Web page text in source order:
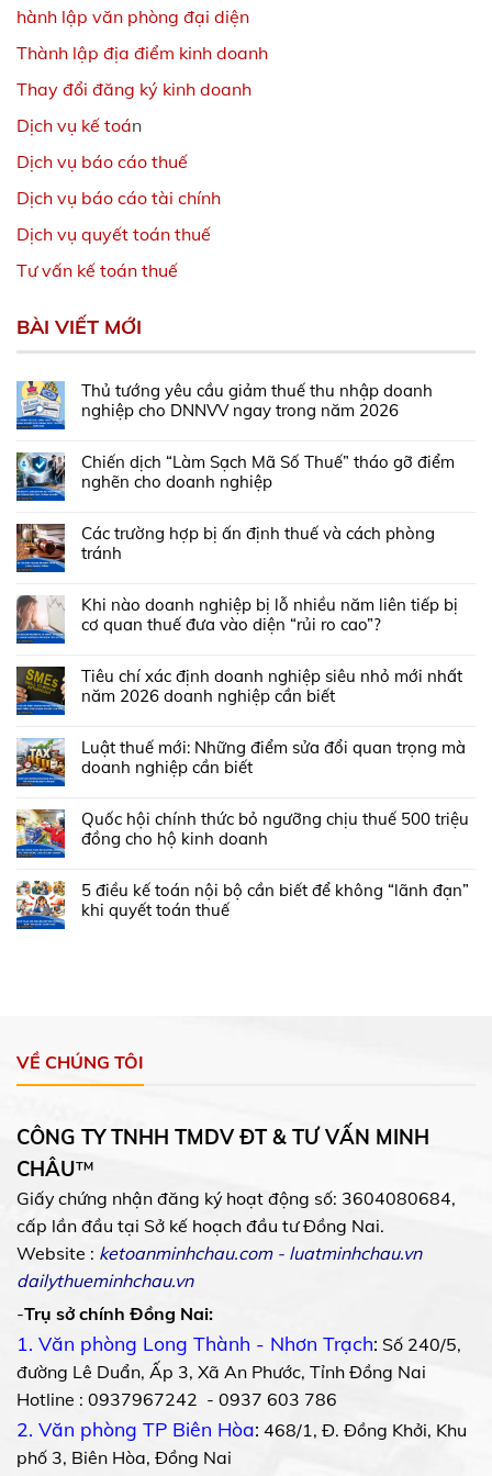
hành lập văn phòng đại diện
Thành lập địa điểm kinh doanh
Thay đổi đăng ký kinh doanh
Dịch vụ kế toán
Dịch vụ báo cáo thuế
Dịch vụ báo cáo tài chính
Dịch vụ quyết toán thuế
Tư vấn kế toán thuế
BÀI VIẾT MỚI
Thủ tướng yêu cầu giảm thuế thu nhập doanh
nghiệp cho DNNVV ngay trong năm 2026
Chiến dịch “Làm Sạch Mã Số Thuế” tháo gỡ điểm
nghẽn cho doanh nghiệp
Các trường hợp bị ấn định thuế và cách phòng
tránh
Khi nào doanh nghiệp bị lỗ nhiều năm liên tiếp bị
cơ quan thuế đưa vào diện “rủi ro cao”?
Tiêu chí xác định doanh nghiệp siêu nhỏ mới nhất
năm 2026 doanh nghiệp cần biết
Luật thuế mới: Những điểm sửa đổi quan trọng mà
doanh nghiệp cần biết
Quốc hội chính thức bỏ ngưỡng chịu thuế 500 triệu
đồng cho hộ kinh doanh
5 điều kế toán nội bộ cần biết để không “lãnh đạn”
khi quyết toán thuế
VỀ CHÚNG TÔI
CÔNG TY TNHH TMDV ĐT & TƯ VẤN MINH
CHÂU™
Giấy chứng nhận đăng ký hoạt động số: 3604080684,
cấp lần đầu tại Sở kế hoạch đầu tư Đồng Nai.
Website : ketoanminhchau.com- luatminhchau.vn
dailythueminhchau.vn
-Trụ sở chính Đồng Nai:
1. Văn phòng Long Thành - Nhơn Trạch: Số 240/5,
đường Lê Duẩn, Ấp 3, Xã An Phước, Tỉnh Đồng Nai
Hotline : 0937967242 - 0937 603 786
2. Văn phòng TP Biên Hòa: 468/1, Đ. Đồng Khởi, Khu
phố 3, Biên Hòa, Đồng Nai